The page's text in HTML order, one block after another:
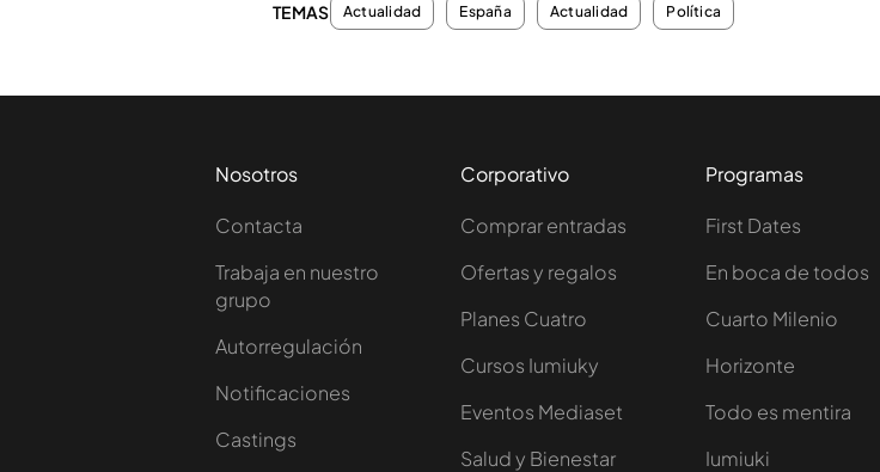
TEMAS Actualidad España Actualidad Política
Nosotros
Contacta
Trabaja en nuestro
grupo
Autorregulación
Notificaciones
Castings
Corporativo
Comprar entradas
Ofertas y regalos
Planes Cuatro
Cursos Iumiuky
Eventos Mediaset
Salud y Bienestar
Programas
First Dates
En boca de todos
Cuarto Milenio
Horizonte
Todo es mentira
Iumiuki